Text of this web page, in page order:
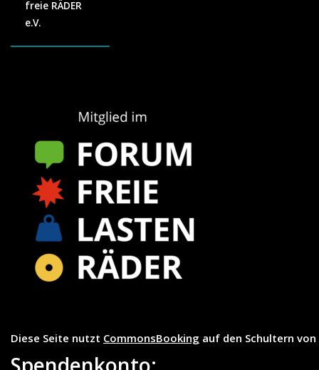
freie RÄDER
e.V.
Diese Seite nutzt CommonsBooking auf den Schultern von